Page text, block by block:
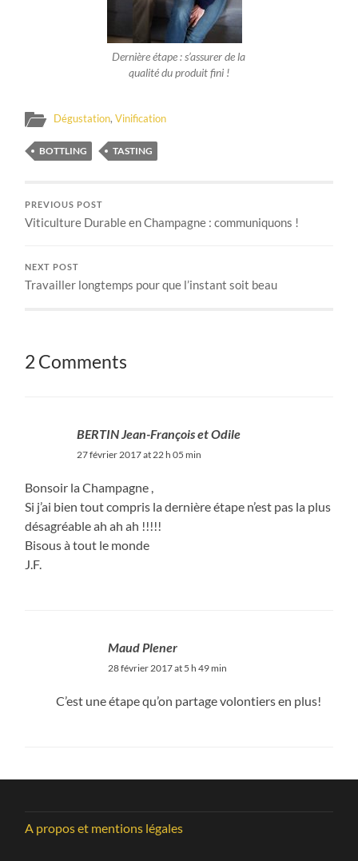
Dernière étape : s’assurer de la
qualité du produit fini !
Dégustation,Vinification
BOTTLING TASTING
PREVIOUS POST
Viticulture Durable en Champagne : communiquons !
NEXT POST
Travailler longtemps pour que l’instant soit beau
2 Comments
BERTIN Jean-François et Odile
27 février 2017 at 22 h 05 min
Bonsoir la Champagne ,
Si j’ai bien tout compris la dernière étape n’est pas la plus
désagréable ah ah ah !!!!!
Bisous à tout le monde
J.F.
Maud Plener
28 février 2017 at 5 h 49 min
C’est une étape qu’on partage volontiers en plus!
A propos et mentions légales